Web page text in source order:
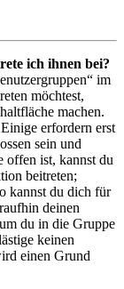
ich ihnen bei?
im
möchtest,
machen.
erfordern erst
sein und
offen ist, kannst du
beitreten;
kannst du dich für
deinen
du in die Gruppe
keinen
einen Grund